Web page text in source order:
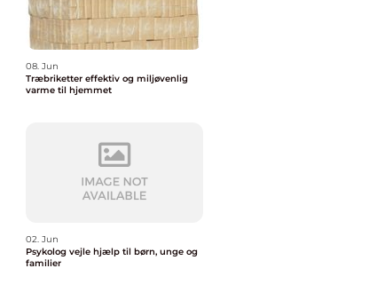
08. Jun
Træbriketter effektiv og miljøvenlig
varme til hjemmet
02. Jun
Psykolog vejle hjælp til børn, unge og
familier